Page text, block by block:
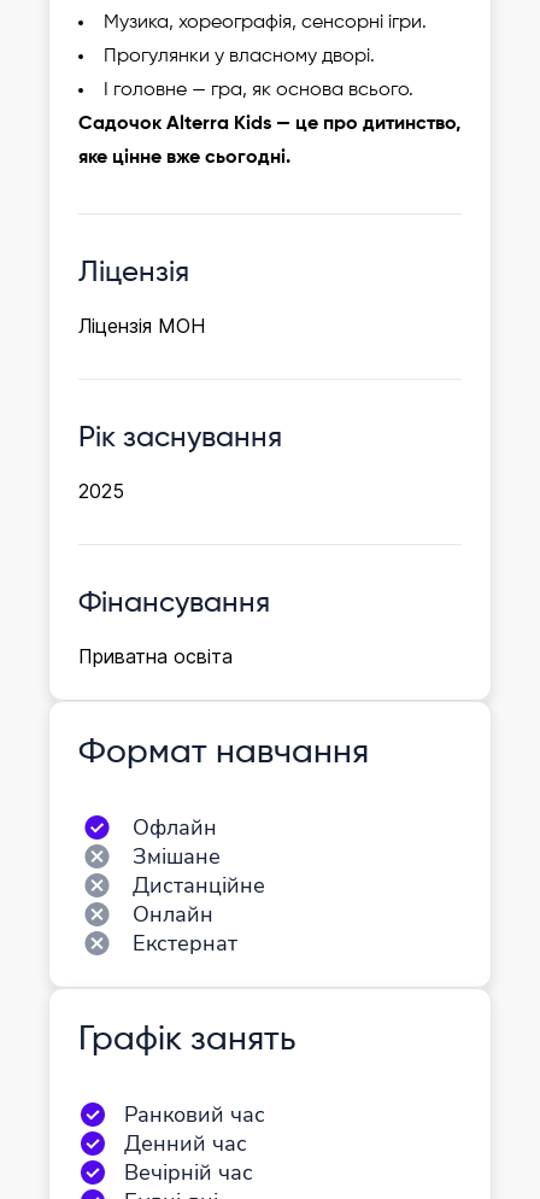
Музика, хореографія, сенсорні ігри.
Прогулянки у власному дворі.
І головне — гра, як основа всього.
Садочок Alterra Kids — це про дитинство,
яке цінне вже сьогодні.
Ліцензія
Ліцензія МОН
Рік заснування
2025
Фінансування
Приватна освіта
Формат навчання
Офлайн
Змішане
Дистанційне
Онлайн
Екстернат
Графік занять
Ранковий час
Денний час
Вечірній час